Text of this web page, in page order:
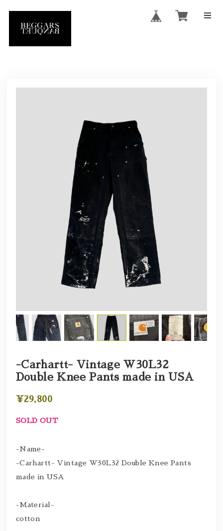
-Carhartt- Vintage W30L32
Double Knee Pants made in USA
¥29,800
SOLD OUT
-Name-
-Carhartt- Vintage W30L32 Double Knee Pants
made in USA
-Material-
cotton